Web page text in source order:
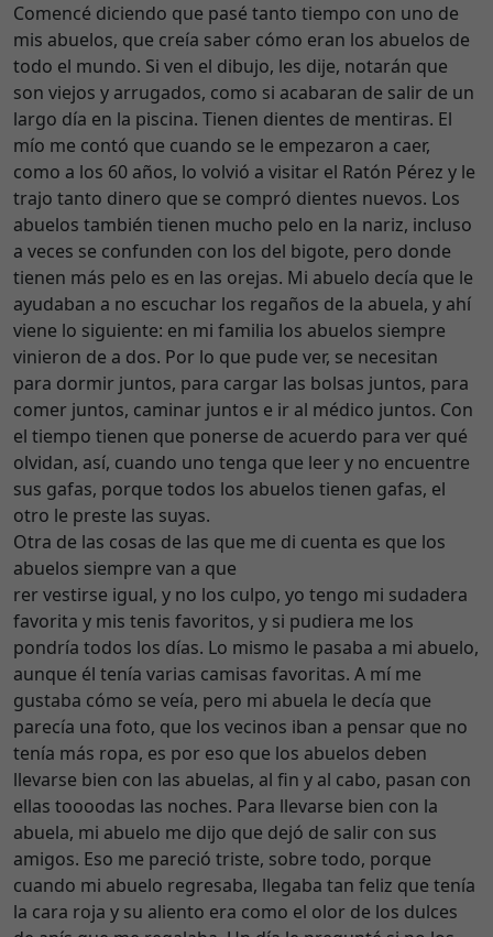
Comencé diciendo que pasé tanto tiempo con uno de
mis abuelos, que creía saber cómo eran los abuelos de
todo el mundo. Si ven el dibujo, les dije, notarán que
son viejos y arrugados, como si acabaran de salir de un
largo día en la piscina. Tienen dientes de mentiras. El
mío me contó que cuando se le empezaron a caer,
como a los 60 años, lo volvió a visitar el Ratón Pérez y le
trajo tanto dinero que se compró dientes nuevos. Los
abuelos también tienen mucho pelo en la nariz, incluso
a veces se confunden con los del bigote, pero donde
tienen más pelo es en las orejas. Mi abuelo decía que le
ayudaban a no escuchar los regaños de la abuela, y ahí
viene lo siguiente: en mi familia los abuelos siempre
vinieron de a dos. Por lo que pude ver, se necesitan
para dormir juntos, para cargar las bolsas juntos, para
comer juntos, caminar juntos e ir al médico juntos. Con
el tiempo tienen que ponerse de acuerdo para ver qué
olvidan, así, cuando uno tenga que leer y no encuentre
sus gafas, porque todos los abuelos tienen gafas, el
otro le preste las suyas.
Otra de las cosas de las que me di cuenta es que los
abuelos siempre van a que
rer vestirse igual, y no los culpo, yo tengo mi sudadera
favorita y mis tenis favoritos, y si pudiera me los
pondría todos los días. Lo mismo le pasaba a mi abuelo,
aunque él tenía varias camisas favoritas. A mí me
gustaba cómo se veía, pero mi abuela le decía que
parecía una foto, que los vecinos iban a pensar que no
tenía más ropa, es por eso que los abuelos deben
llevarse bien con las abuelas, al fin y al cabo, pasan con
ellas toooodas las noches. Para llevarse bien con la
abuela, mi abuelo me dijo que dejó de salir con sus
amigos. Eso me pareció triste, sobre todo, porque
cuando mi abuelo regresaba, llegaba tan feliz que tenía
la cara roja y su aliento era como el olor de los dulces